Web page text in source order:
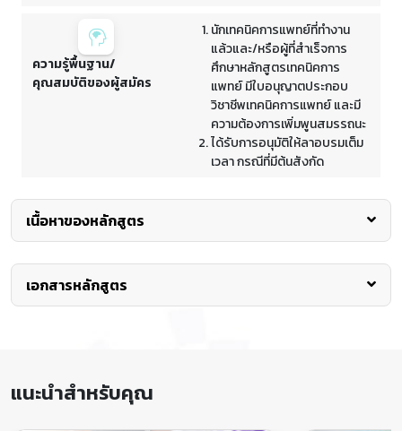
ความรู้พื้นฐาน/
คุณสมบัติของผู้สมัคร
นักเทคนิคการแพทย์ที่ทำงาน
แล้วและ/หรือผู้ที่สำเร็จการ
ศึกษาหลักสูตรเทคนิคการ
แพทย์ มีใบอนุญาตประกอบ
วิชาชีพเทคนิคการแพทย์ และมี
ความต้องการเพิ่มพูนสมรรถนะ
ได้รับการอนุมัติให้ลาอบรมเต็ม
เวลา กรณีที่มีต้นสังกัด
ธรรมเนียม
การศึกษา
บำรุง
มหาวิทยาลัย
แล้ว)
เนื้อหาของหลักสูตร
การให้บริการทางการแพทย์ที่เรียกว่า การแพทย์แม่นยำ (Precision
Medicine) ต้องอาศัยความแม่นยำและจำเพาะมากกว่าการให้บริการ
ที่เกี่ยวข้องของแต่ละบุคคล ซึ่งต้องมีความเชี่ยวชาญในการตรวจ
วิเคราะห์ วิจัยทางจีโนมิกส์ เพื่อเป็นแนวทางในการกำหนดการเลือกใช้
เอกสารหลักสูตร
แนะนำสำหรับคุณ